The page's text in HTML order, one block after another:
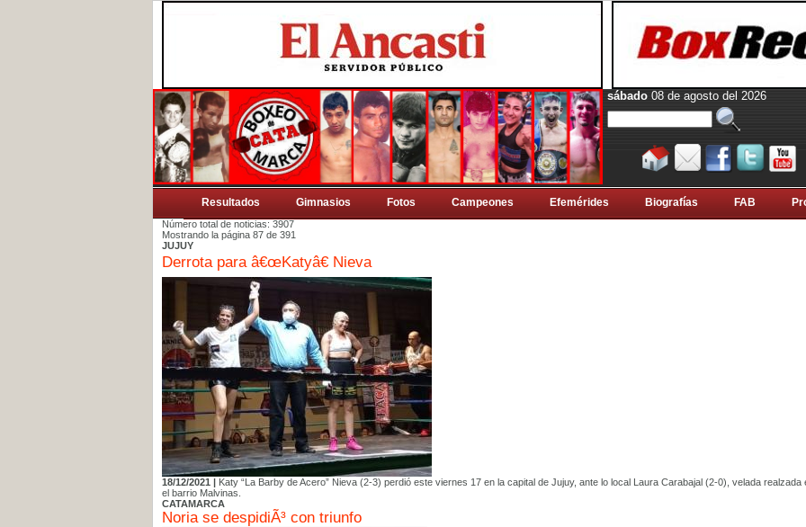
sábado 08 de agosto del 2026
Resultados Gimnasios Fotos Campeones Efemérides Biografí­as FAB
Número total de noticias: 3907
Mostrando la página 87 de 391
JUJUY
Derrota para â€œKatyâ€ Nieva
18/12/2021 | Katy “La Barby de Acero” Nieva (2-3) perdió este viernes 17 en la capital de Jujuy, ante lo local Laura Carabajal (2-0), velada realzada
el barrio Malvinas.
CATAMARCA
Noria se despidiÃ³ con triunfo